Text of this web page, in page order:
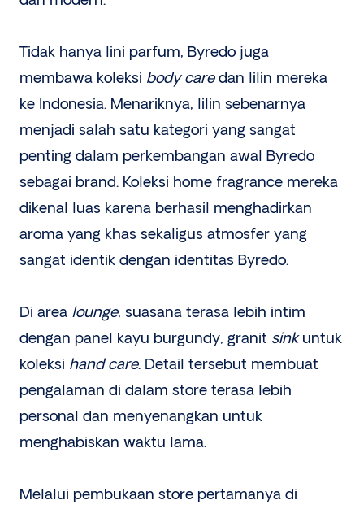
Tidak hanya lini parfum, Byredo juga
membawa koleksi body caredan lilin mereka
ke Indonesia. Menariknya, lilin sebenarnya
menjadi salah satu kategori yang sangat
penting dalam perkembangan awal Byredo
sebagai brand. Koleksi home fragrance mereka
dikenal luas karena berhasil menghadirkan
aroma yang khas sekaligus atmosfer yang
sangat identik dengan identitas Byredo.
Di area lounge, suasana terasa lebih intim
dengan panel kayu burgundy, granit sinkuntuk
koleksi hand care. Detail tersebut membuat
pengalaman di dalam store terasa lebih
personal dan menyenangkan untuk
menghabiskan waktu lama.
Melalui pembukaan store pertamanya di